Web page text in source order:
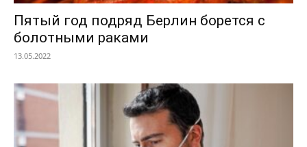
Пятый год подряд Берлин борется с
болотными раками
13.05.2022